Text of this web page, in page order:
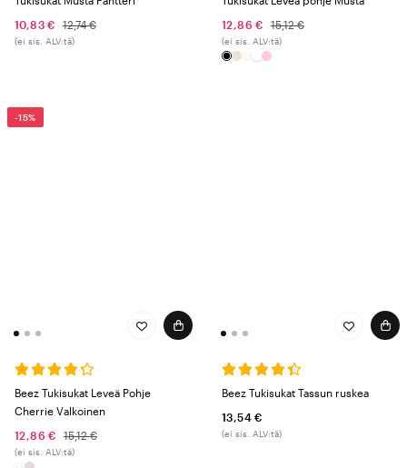
10,83 €
12,74 €
(ei sis. ALV:tä)
12,86 €
15,12 €
(ei sis. ALV:tä)
-15%
Beez Tukisukat Leveä Pohje
Cherrie Valkoinen
12,86 €
15,12 €
(ei sis. ALV:tä)
Beez Tukisukat Tassun ruskea
13,54 €
(ei sis. ALV:tä)